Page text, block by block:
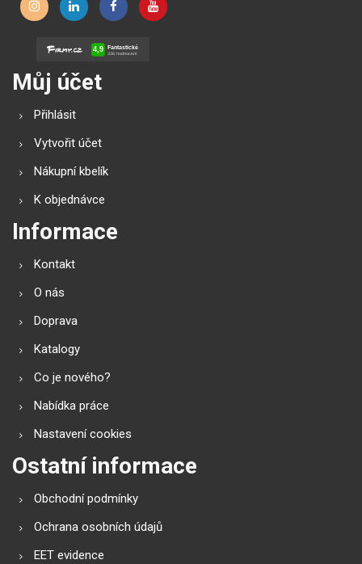
Můj účet
Přihlásit
Vytvořit účet
Nákupní kbelík
K objednávce
Informace
Kontakt
O nás
Doprava
Katalogy
Co je nového?
Nabídka práce
Nastavení cookies
Ostatní informace
Obchodní podmínky
Ochrana osobních údajů
EET evidence